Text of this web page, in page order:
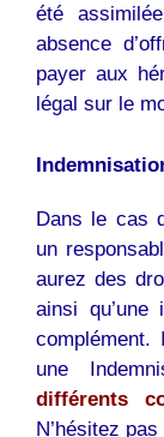
été
absence
payer aux
légal sur le
Dans le cas
un
aurez des
ainsi
une
différents
N’hésitez